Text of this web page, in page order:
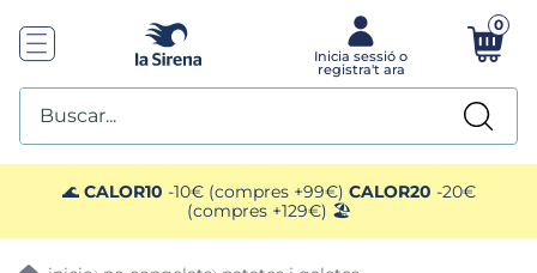
0
Buscar...
🌊 CALOR10 -10€ (compres +99€) CALOR20 -20€
(compres +129€) 🏖️
TOP SEARCHES
1. plato preparado